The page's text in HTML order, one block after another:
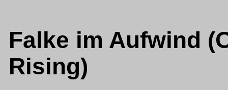
Falke im Aufwind
Rising)